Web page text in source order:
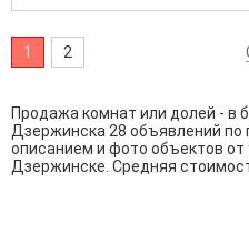
1 2
Продажа комнат или долей - в
Дзержинска 28 объявлений
описанием и фото объектов от
Дзержинске. Средняя